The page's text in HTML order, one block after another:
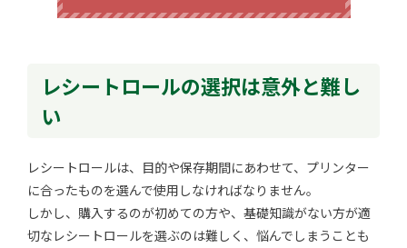
レシートロールの選択は意外と難し
い
レシートロールは、目的や保存期間にあわせて、プリンター
に合ったものを選んで使用しなければなりません。
しかし、購入するのが初めての方や、基礎知識がない方が適
切なレシートロールを選ぶのは難しく、悩んでしまうことも